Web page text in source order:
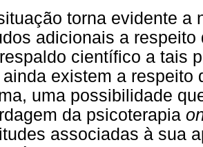
torna evidente a
adicionais a
científico a tais
ainda existem a respeito
uma possibilidade
da psicoterapia
associadas à sua